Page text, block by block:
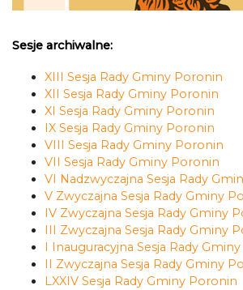
Sesje archiwalne:
XIII Sesja Rady Gminy Poronin
XII Sesja Rady Gminy Poronin
XI Sesja Rady Gminy Poronin
IX Sesja Rady Gminy Poronin
VIII Sesja Rady Gminy Poronin
VII Sesja Rady Gminy Poronin
VI Nadzwyczajna Sesja Rady
V Zwyczajna Sesja Rady Gminy
IV Zwyczajna Sesja Rady Gminy
III Zwyczajna Sesja Rady Gminy
I Inauguracyjna Sesja Rady
II Zwyczajna Sesja Rady Gminy
LXXIV Sesja Rady Gminy Poronin